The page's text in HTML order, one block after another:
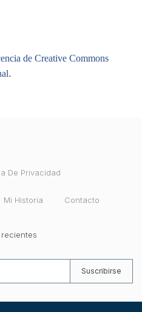
de Creative Commons
.
De Privacidad
Mi Historia Contacto
Suscribirse